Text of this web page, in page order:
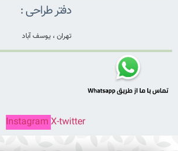
دفتر طراحی :
تهران ، یوسف آباد
Instagram X-twitter